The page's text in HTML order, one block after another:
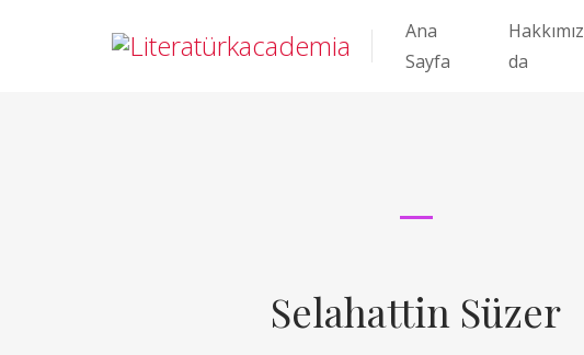
Ana
Sayfa
Hakkımız
da
Selahattin Süzer